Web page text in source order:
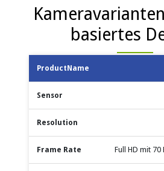
basiertes
Produktname
Full HD mit